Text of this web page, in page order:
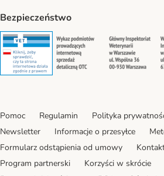
Bezpieczeństwo
Security Security
Pomoc Regulamin Polityka
Newsletter
Informacje o przesyłce
Formularz odstąpienia od umowy
Program partnerski
Korzyści w skrócie